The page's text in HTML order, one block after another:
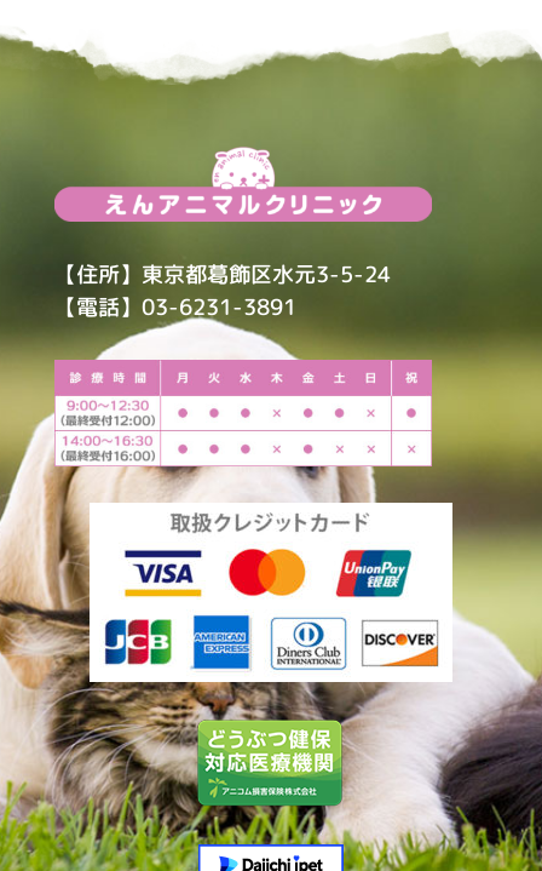
【住所】東京都葛飾区水元3-5-24
【電話】03-6231-3891